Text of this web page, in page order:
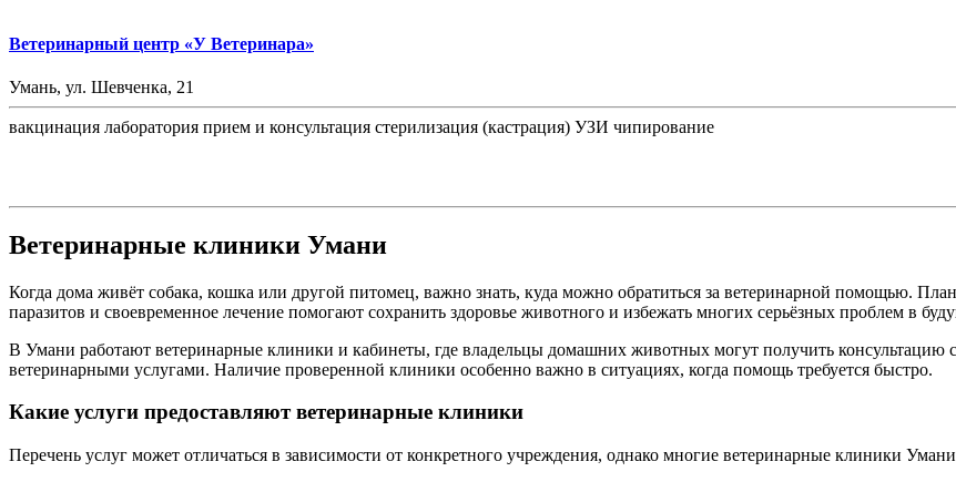
Ветеринарный центр «У Ветеринара»
Умань, ул. Шевченка, 21
вакцинация лаборатория прием и консультация стерилизация (кастрация) УЗИ чипирование
Ветеринарные клиники Умани
Когда дома живёт собака, кошка или другой питомец, важно знать, куда можно обратиться за ветеринарной помощью.
паразитов и своевременное лечение помогают сохранить здоровье животного и избежать многих серьёзных проблем в
В Умани работают ветеринарные клиники и кабинеты, где владельцы домашних животных могут получить консультацию
ветеринарными услугами. Наличие проверенной клиники особенно важно в ситуациях, когда помощь требуется быстро.
Какие услуги предоставляют ветеринарные клиники
Перечень услуг может отличаться в зависимости от конкретного учреждения, однако многие ветеринарные клиники